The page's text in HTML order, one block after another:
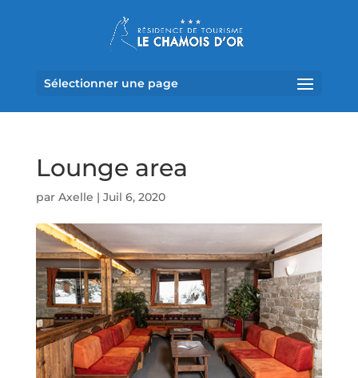
Sélectionner une page
Lounge area
par Axelle | Juil 6, 2020